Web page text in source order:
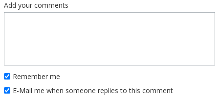
Add your comments
Remember me
E-Mail me when someone replies to this comment